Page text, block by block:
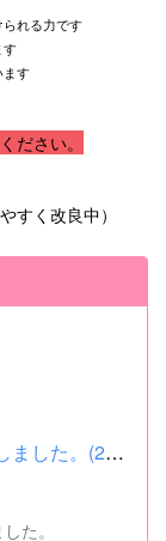
れる力です
す
ます
ださい。
すく改良中）
入学者選抜に関する情報を以下に掲載しました。(2026.8.4) ■令和...
た。